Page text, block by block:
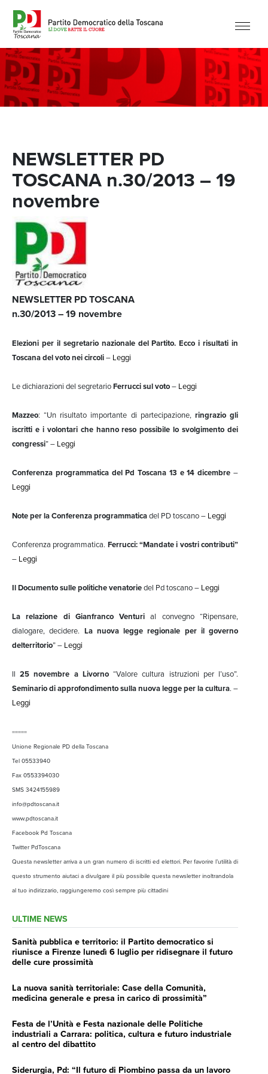
NEWSLETTER PD
TOSCANA n.30/2013 – 19
novembre
NEWSLETTER PD TOSCANA
n.30/2013 – 19 novembre
Elezioni per il segretario nazionale del Partito. Ecco i risultati in
Toscana del voto nei circoli– Leggi
Le dichiarazioni del segretarioFerrucci sul voto– Leggi
Mazzeo: “Un risultato importante di partecipazione, ringrazio gli
iscritti e i volontari che hanno reso possibile lo svolgimento dei
congressi” – Leggi
Conferenza programmatica del Pd Toscana 13 e 14 dicembre –
Leggi
Note per la Conferenza programmaticadel PD toscano – Leggi
Conferenza programmatica. Ferrucci: “Mandate i vostri contributi”
– Leggi
Il Documento sulle politiche venatoriedel Pd toscano – Leggi
La relazione di Gianfranco Venturi al convegno “Ripensare,
dialogare, decidere. La nuova legge regionale per il governo
delterritorio” – Leggi
Il 25 novembre a Livorno“Valore cultura istruzioni per l’uso”.
Seminario di approfondimento sulla nuova legge per la cultura. –
Leggi
=====
Unione Regionale PD della Toscana
Tel 05533940
Fax 0553394030
SMS 3424155989
info@pdtoscana.it
www.pdtoscana.it
Facebook Pd Toscana
Twitter PdToscana
Questa newsletter arriva a un gran numero di iscritti ed elettori. Per favorire l’utilità di
questo strumento aiutaci a divulgare il più possibile questa newsletter inoltrandola
al tuo indirizzario, raggiungeremo così sempre più cittadini
ULTIME NEWS
Sanità pubblica e territorio: il Partito democratico si
riunisce a Firenze lunedì 6 luglio per ridisegnare il futuro
delle cure prossimità
La nuova sanità territoriale: Case della Comunità,
medicina generale e presa in carico di prossimità”
Festa de l’Unità e Festa nazionale delle Politiche
industriali a Carrara: politica, cultura e futuro industriale
al centro del dibattito
Siderurgia, Pd: “Il futuro di Piombino passa da un lavoro